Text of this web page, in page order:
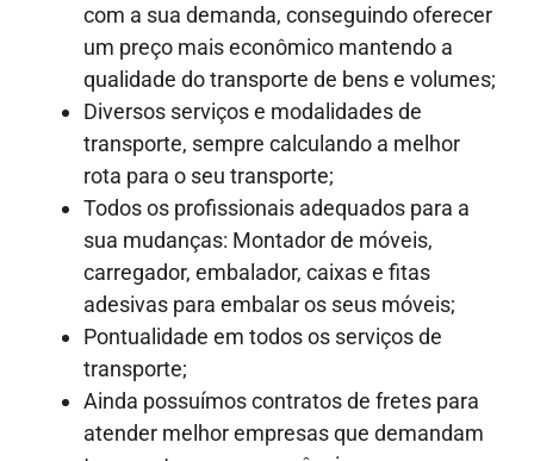
com a sua demanda, conseguindo oferecer
um preço mais econômico mantendo a
qualidade do transporte de bens e volumes;
Diversos serviços e modalidades de
transporte, sempre calculando a melhor
rota para o seu transporte;
Todos os profissionais adequados para a
sua mudanças: Montador de móveis,
carregador, embalador, caixas e fitas
adesivas para embalar os seus móveis;
Pontualidade em todos os serviços de
transporte;
Ainda possuímos contratos de fretes para
atender melhor empresas que demandam